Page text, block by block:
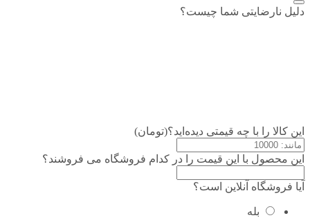
دلیل نارضایتی شما چیست؟
این کالا را با چه قیمتی دیده‌اید؟(تومان)
این محصول با این قیمت را در کدام فروشگاه می فروشند؟
آیا فروشگاه آنلاین است؟
بله